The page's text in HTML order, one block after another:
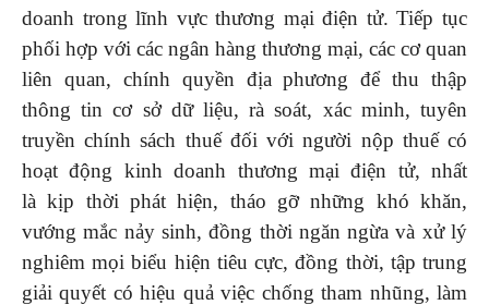
doanh trong lĩnh vực thương mại điện tử. Tiếp tục
phối hợp với các ngân hàng thương mại, các cơ quan
liên quan, chính quyền địa phương để thu thập
thông tin cơ sở dữ liệu, rà soát, xác minh, tuyên
truyền chính sách thuế đối với người nộp thuế có
hoạt động kinh doanh thương mại điện tử, nhất
là kịp thời phát hiện, tháo gỡ những khó khăn,
vướng mắc nảy sinh, đồng thời ngăn ngừa và xử lý
nghiêm mọi biểu hiện tiêu cực, đồng thời, tập trung
giải quyết có hiệu quả việc chống tham nhũng, làm